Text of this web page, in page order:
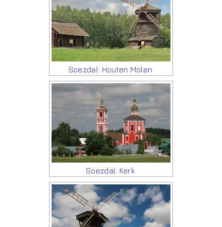
Soezdal: Houten Molen
Soezdal: Kerk